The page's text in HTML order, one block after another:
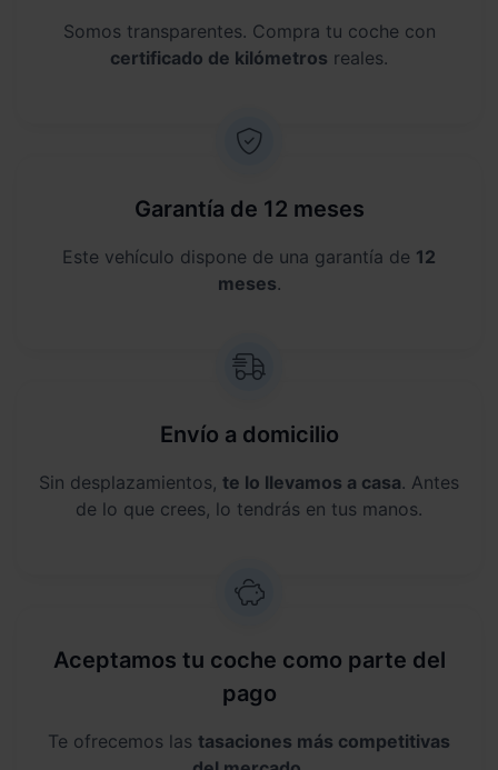
Somos transparentes. Compra tu coche con
certificado de kilómetros reales.
Garantía de 12 meses
Este vehículo dispone de una garantía de 12
meses.
Envío a domicilio
Sin desplazamientos, te lo llevamos a casa. Antes
de lo que crees, lo tendrás en tus manos.
Aceptamos tu coche como parte del
pago
Te ofrecemos las tasaciones más competitivas